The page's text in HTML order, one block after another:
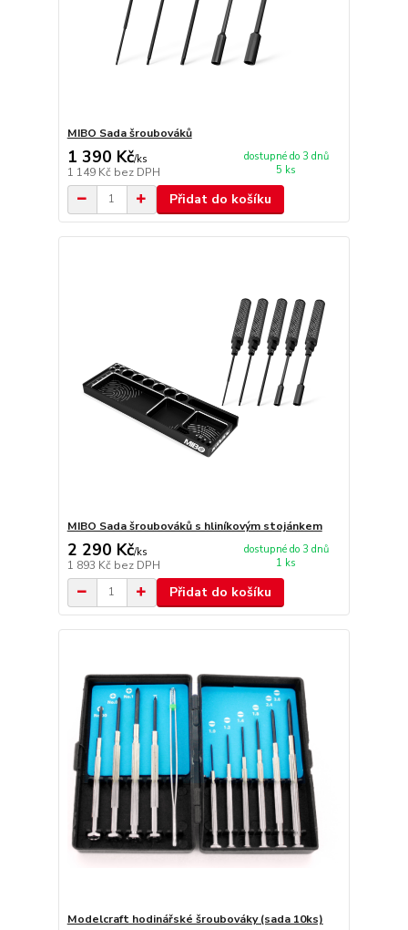
MIBO Sada šroubováků
1 390 Kč/ks
1 149 Kč bez DPH
dostupné do 3 dnů
5 ks
Přidat do košíku
MIBO Sada šroubováků s hliníkovým stojánkem
2 290 Kč/ks
1 893 Kč bez DPH
dostupné do 3 dnů
1 ks
Přidat do košíku
Modelcraft hodinářské šroubováky (sada 10ks)